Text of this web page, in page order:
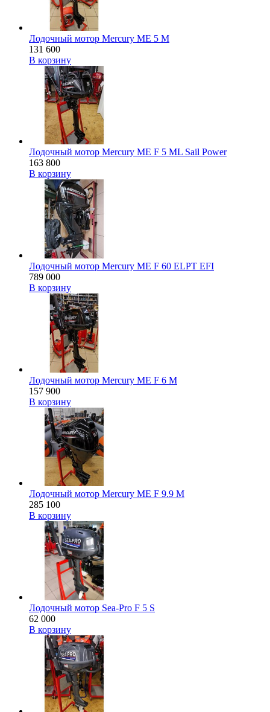
Лодочный мотор Mercury ME 5 M
131 600
В корзину
Лодочный мотор Mercury ME F 5 ML Sail Power
163 800
В корзину
Лодочный мотор Mercury ME F 60 ELPT EFI
789 000
В корзину
Лодочный мотор Mercury ME F 6 M
157 900
В корзину
Лодочный мотор Mercury ME F 9.9 M
285 100
В корзину
Лодочный мотор Sea-Pro F 5 S
62 000
В корзину